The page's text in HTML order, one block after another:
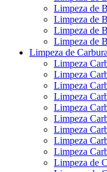
Limpeza de
Limpeza de
Limpeza de
Limpeza de
Limpeza de
Limpeza
Limpeza
Limpeza
Limpeza
Limpeza
Limpeza
Limpeza
Limpeza
Limpeza
Limpeza de